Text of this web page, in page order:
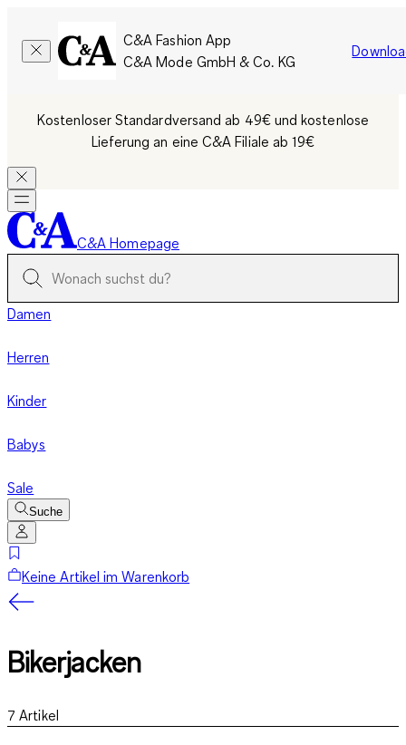
C&A Fashion App
C&A Mode GmbH & Co. KG
Kostenloser Standardversand ab 49€ und kostenlose
Lieferung an eine C&A Filiale ab 19€
C&A Homepage
Damen
Herren
Kinder
Babys
Sale
Suche
Keine Artikel im Warenkorb
Bikerjacken
7 Artikel